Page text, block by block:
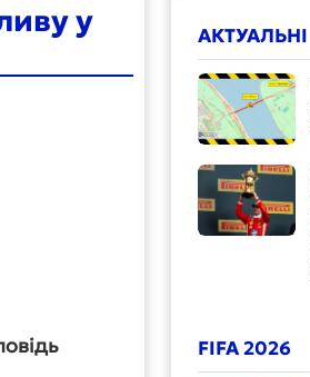
у
АКТУАЛЬНІ
FIFA 2026